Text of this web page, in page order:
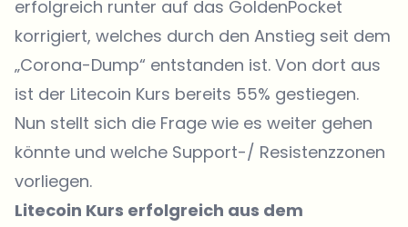
erfolgreich runter auf das GoldenPocket
korrigiert, welches durch den Anstieg seit dem
„Corona-Dump“ entstanden ist. Von dort aus
ist der Litecoin Kurs bereits 55% gestiegen.
Nun stellt sich die Frage wie es weiter gehen
könnte und welche Support-/ Resistenzzonen
vorliegen.
Litecoin Kurs erfolgreich aus dem